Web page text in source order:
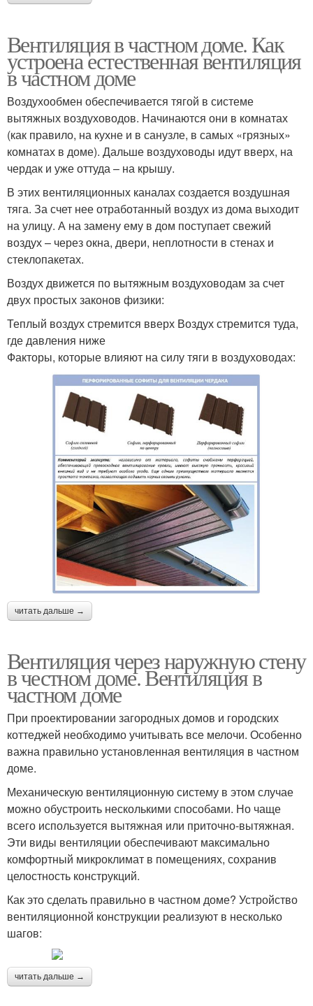
Вентиляция в частном доме. Как
устроена естественная вентиляция
в частном доме
Воздухообмен обеспечивается тягой в системе
вытяжных воздуховодов. Начинаются они в комнатах
(как правило, на кухне и в санузле, в самых «грязных»
комнатах в доме). Дальше воздуховоды идут вверх, на
чердак и уже оттуда – на крышу.
В этих вентиляционных каналах создается воздушная
тяга. За счет нее отработанный воздух из дома выходит
на улицу. А на замену ему в дом поступает свежий
воздух – через окна, двери, неплотности в стенах и
стеклопакетах.
Воздух движется по вытяжным воздуховодам за счет
двух простых законов физики:
Теплый воздух стремится вверх Воздух стремится туда,
где давления ниже
Факторы, которые влияют на силу тяги в воздуховодах:
читать дальше →
Вентиляция через наружную стену
в честном доме. Вентиляция в
частном доме
При проектировании загородных домов и городских
коттеджей необходимо учитывать все мелочи. Особенно
важна правильно установленная вентиляция в частном
доме.
Механическую вентиляционную систему в этом случае
можно обустроить несколькими способами. Но чаще
всего используется вытяжная или приточно-вытяжная.
Эти виды вентиляции обеспечивают максимально
комфортный микроклимат в помещениях, сохранив
целостность конструкций.
Как это сделать правильно в частном доме? Устройство
вентиляционной конструкции реализуют в несколько
шагов:
читать дальше →